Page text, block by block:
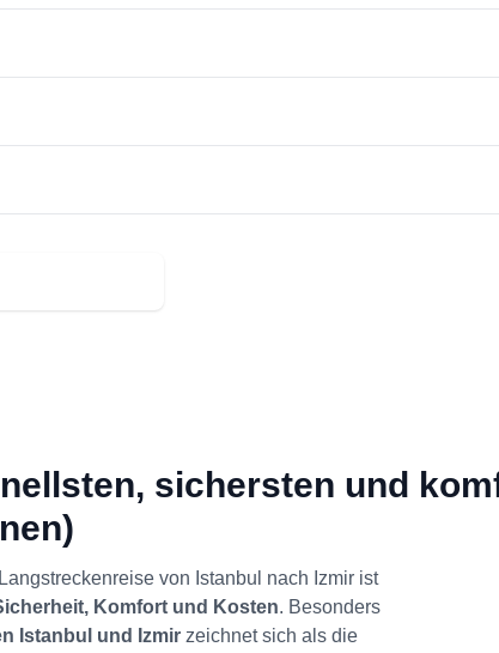
sichersten und
von Istanbul nach Izmir ist
Komfort und Kosten. Besonders
Istanbul und Izmir zeichnet sich als die